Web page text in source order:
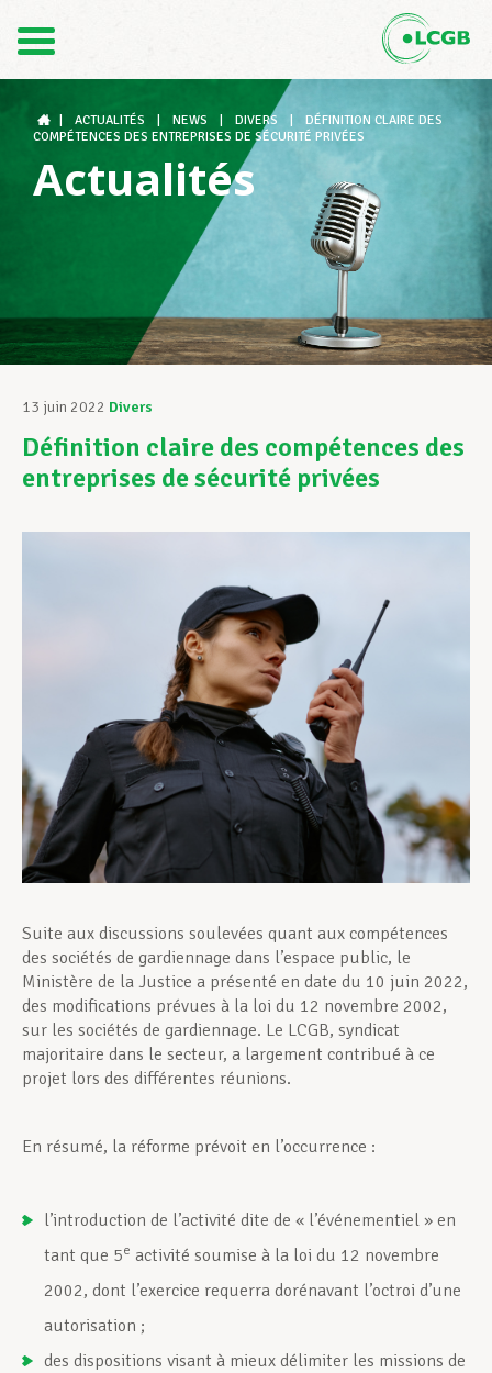
DE
Le LCGB
Structures syndicales
Assistance au Travail
Vos droits
Développement professionnel
Devenir Membre
Actualités
ACTUALITÉS NEWS DIVERS
DÉFINITION CLAIRE DES
COMPÉTENCES DES ENTREPRISES DE SÉCURITÉ PRIVÉES
Actualités
13 juin 2022 Divers
Définition claire des compétences des
entreprises de sécurité privées
Suite aux discussions soulevées quant aux compétences
des sociétés de gardiennage dans l’espace public, le
Ministère de la Justice a présenté en date du 10 juin 2022,
des modifications prévues à la loi du 12 novembre 2002,
sur les sociétés de gardiennage. Le LCGB, syndicat
majoritaire dans le secteur, a largement contribué à ce
projet lors des différentes réunions.
En résumé, la réforme prévoit en l’occurrence :
l’introduction de l’activité dite de « l’événementiel » en
tant que 5e activité soumise à la loi du 12 novembre
2002, dont l’exercice requerra dorénavant l’octroi d’une
autorisation ;
des dispositions visant à mieux délimiter les missions de